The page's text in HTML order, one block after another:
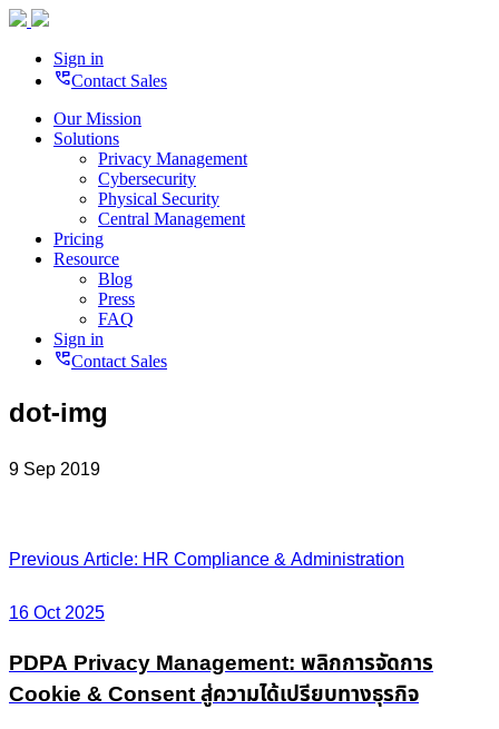
Sign in
perm_phone_msgContact Sales
Our Mission
Solutions
Privacy Management
Cybersecurity
Physical Security
Central Management
Pricing
Resource
Blog
Press
FAQ
Sign in
perm_phone_msgContact Sales
dot-img
9 Sep 2019
Post
navigation
Previous Article: HR Compliance & Administration
16 Oct 2025
PDPA Privacy Management: พลิกการจัดการ
Cookie & Consent สู่ความได้เปรียบทางธุรกิจ